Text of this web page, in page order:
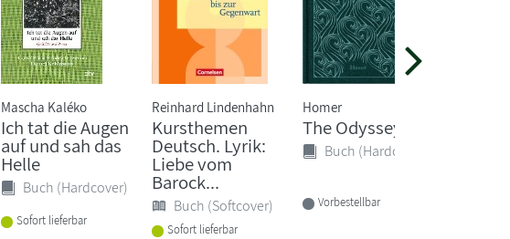
Mascha Kaléko
Ich tat die Augen
auf und sah das
Helle
Buch (Hardcover)
Sofort lieferbar
Reinhard Lindenhahn
Kursthemen
Deutsch. Lyrik:
Liebe vom
Barock...
Buch (Softcover)
Sofort lieferbar
Homer
The Odyssey
Buch (Hardcover)
Vorbestellbar